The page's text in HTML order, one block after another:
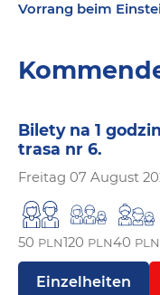
Vorrang beim
Bilety na 1
trasa nr 6.
Freitag 07 August
50 PLN120 PLN40 PLN
Einzelheiten